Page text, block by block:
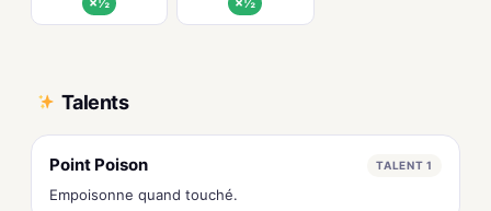
Talents
Point Poison TALENT 1
Empoisonne quand touché.